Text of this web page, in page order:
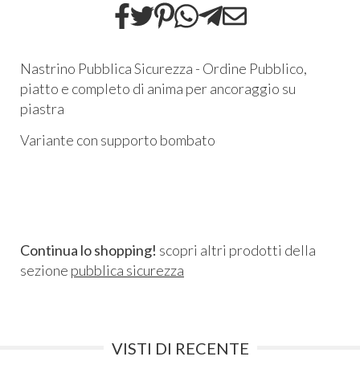
Nastrino Pubblica Sicurezza - Ordine Pubblico,
piatto e completo di anima per ancoraggio su
piastra
Variante con supporto bombato
Continua lo shopping! scopri altri prodotti della
sezione pubblica sicurezza
VISTI DI RECENTE